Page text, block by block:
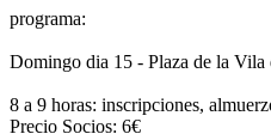
programa:
Domingo dia 15 - Plaza de la
8 a 9 horas: inscripciones,
Precio Socios: 6€